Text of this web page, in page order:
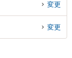
変更
変更